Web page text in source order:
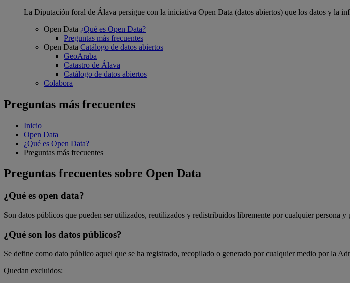
La Diputación foral de Álava persigue con la iniciativa Open Data (datos abiertos) que los datos y la
Open Data ¿Qué es Open Data?
Preguntas más frecuentes
Open Data Catálogo de datos abiertos
GeoAraba
Catastro de Álava
Catálogo de datos abiertos
Colabora
Preguntas más frecuentes
Inicio
Open Data
¿Qué es Open Data?
Preguntas más frecuentes
Preguntas frecuentes sobre Open Data
¿Qué es open data?
Son datos públicos que pueden ser utilizados, reutilizados y redistribuidos libremente por cualquier persona y
¿Qué son los datos públicos?
Se define como dato público aquel que se ha registrado, recopilado o generado por cualquier medio por la
Quedan excluidos: